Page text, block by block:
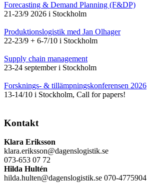
Forecasting & Demand Planning (F&DP)
21-23/9 2026 i Stockholm
Produktionslogistik med Jan Olhager
22-23/9 + 6-7/10 i Stockholm
Supply chain management
23-24 september i Stockholm
Forsknings- & tillämpningskonferensen 2026
13-14/10 i Stockholm, Call for papers!
Kontakt
Klara Eriksson
klara.eriksson@dagenslogistik.se
073-653 07 72
Hilda Hultén
hilda.hulten@dagenslogistik.se 070-4775904